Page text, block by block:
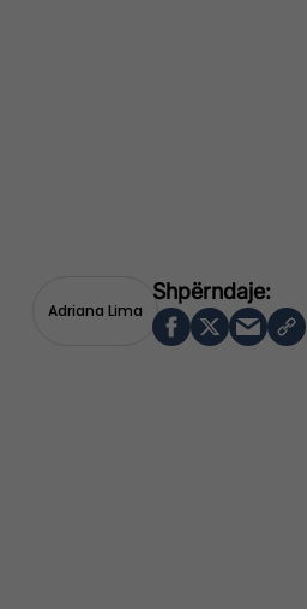
Adriana Lima